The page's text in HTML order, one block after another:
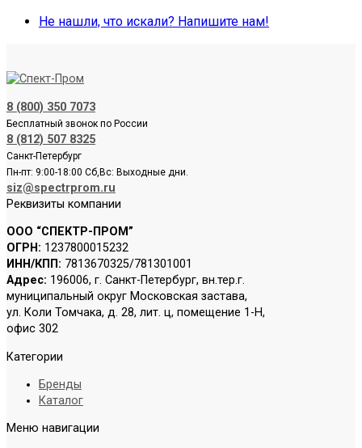
Не нашли, что искали? Напишите нам!
8 (800) 350 7073
Бесплатный звонок по России
8 (812) 507 8325
Санкт-Петербург
Пн-пт: 9:00-18:00 Сб,Вс: Выходные дни.
siz@spectrprom.ru
Реквизиты компании
ООО “СПЕКТР-ПРОМ”
ОГРН: 1237800015232
ИНН/КПП: 7813670325/781301001
Адрес: 196006, г. Санкт-Петербург, вн.тер.г.
муниципальный округ Московская застава,
ул. Коли Томчака, д. 28, лит. ц, помещение 1-Н,
офис 302
Категории
Бренды
Каталог
Меню навигации